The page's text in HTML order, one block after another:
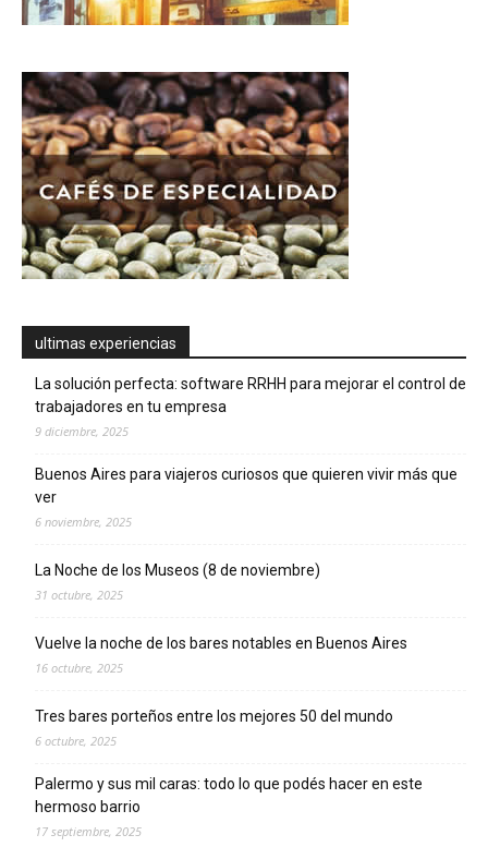
ultimas experiencias
La solución perfecta: software RRHH para mejorar el control de
trabajadores en tu empresa
9 diciembre, 2025
Buenos Aires para viajeros curiosos que quieren vivir más que
ver
6 noviembre, 2025
La Noche de los Museos (8 de noviembre)
31 octubre, 2025
Vuelve la noche de los bares notables en Buenos Aires
16 octubre, 2025
Tres bares porteños entre los mejores 50 del mundo
6 octubre, 2025
Palermo y sus mil caras: todo lo que podés hacer en este
hermoso barrio
17 septiembre, 2025